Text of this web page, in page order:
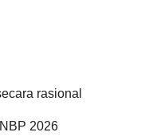
rasional
2026